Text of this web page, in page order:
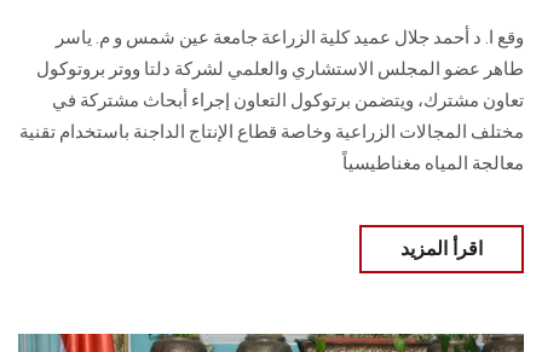
وقع ا. د أحمد جلال عميد كلية الزراعة جامعة عين شمس و م. ياسر
طاهر عضو المجلس الاستشاري والعلمي لشركة دلتا ووتر بروتوكول
تعاون مشترك، ويتضمن برتوكول التعاون إجراء أبحاث مشتركة في
مختلف المجالات الزراعية وخاصة قطاع الإنتاج الداجنة باستخدام تقنية
معالجة المياه مغناطيسياً
اقرأ المزيد